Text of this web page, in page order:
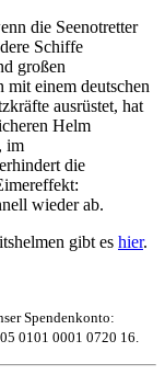
die Seenotretter
Schiffe
großen
mit einem deutschen
ausrüstet, hat
Helm
im
die
wieder ab.
gibt es hier.
Spendenkonto:
0101 0001 0720 16.